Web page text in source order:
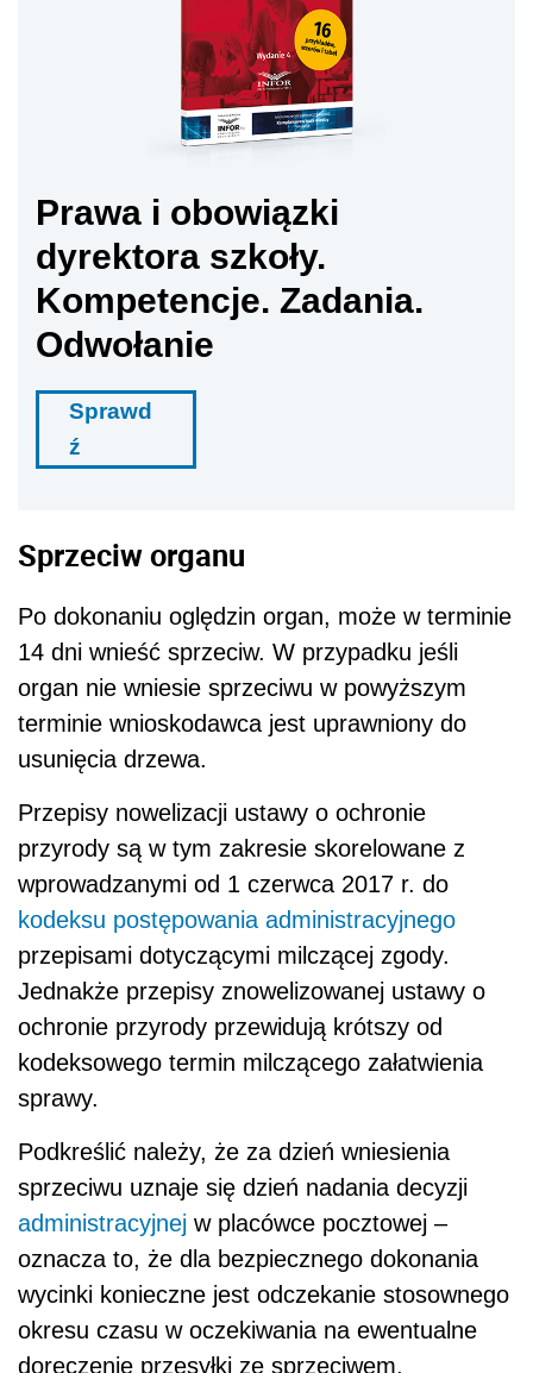
Prawa i obowiązki
dyrektora szkoły.
Kompetencje. Zadania.
Odwołanie
Sprawd
ź
Sprzeciw organu
Po dokonaniu oględzin organ, może w terminie
14 dni wnieść sprzeciw. W przypadku jeśli
organ nie wniesie sprzeciwu w powyższym
terminie wnioskodawca jest uprawniony do
usunięcia drzewa.
Przepisy nowelizacji ustawy o ochronie
przyrody są w tym zakresie skorelowane z
wprowadzanymi od 1 czerwca 2017 r. do
kodeksu postępowania administracyjnego
przepisami dotyczącymi milczącej zgody.
Jednakże przepisy znowelizowanej ustawy o
ochronie przyrody przewidują krótszy od
kodeksowego termin milczącego załatwienia
sprawy.
Podkreślić należy, że za dzień wniesienia
sprzeciwu uznaje się dzień nadania decyzji
administracyjnej w placówce pocztowej –
oznacza to, że dla bezpiecznego dokonania
wycinki konieczne jest odczekanie stosownego
okresu czasu w oczekiwania na ewentualne
doręczenie przesyłki ze sprzeciwem.